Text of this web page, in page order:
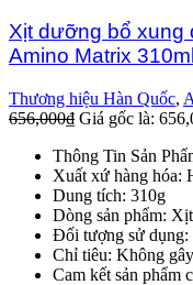
Xịt dưỡng bổ xung
Amino Matrix 310ml
Thương hiệu Hàn Quốc,
656,000₫ Giá gốc là:
Thông Tin Sản
Xuất xứ hàng hóa:
Dung tích: 310g
Dòng sản phẩm:
Đối tượng sử
Chỉ tiêu: Không
Cam kết sản phẩm